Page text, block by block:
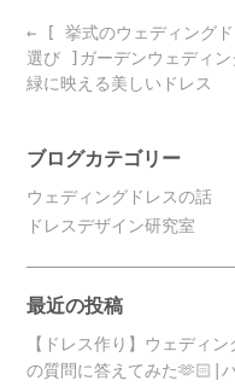
Post
navigation
← [ 挙式のウェディングド
選び ]ガーデンウェディン
緑に映える美しいドレス
ブログカテゴリー
ウェディングドレスの話
ドレスデザイン研究室
最近の投稿
【ドレス作り】ウェディ
の質問に答えてみた🫶🏻|